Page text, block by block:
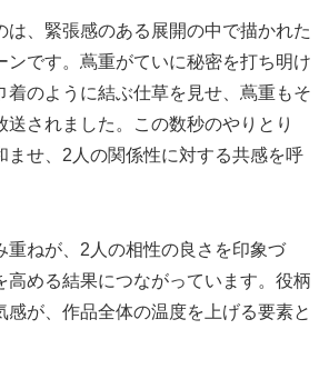
は、緊張感のある展開の中で描かれた
ンです。蔦重がていに秘密を打ち明け
着のように結ぶ仕草を見せ、蔦重もそ
送されました。この数秒のやりとり
ませ、2人の関係性に対する共感を呼
重ねが、2人の相性の良さを印象づ
高める結果につながっています。役柄
感が、作品全体の温度を上げる要素と